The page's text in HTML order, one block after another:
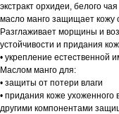
экстракт орхидеи, белого
масло манго защищает кожу
Разглаживает морщины и
устойчивости и придания
• укрепление естественной
Маслом манго для:
• защиты от потери влаги
• придания коже ухоженного
другими компонентами